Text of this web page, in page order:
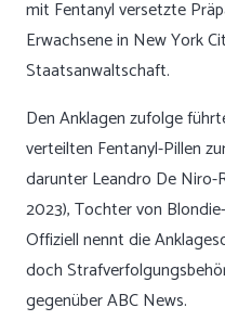
mit Fentanyl versetzte
Erwachsene in New York
Staatsanwaltschaft.
Den Anklagen zufolge
verteilten Fentanyl-Pillen
darunter Leandro De
2023), Tochter von
Offiziell nennt die
doch
gegenüber ABC News.